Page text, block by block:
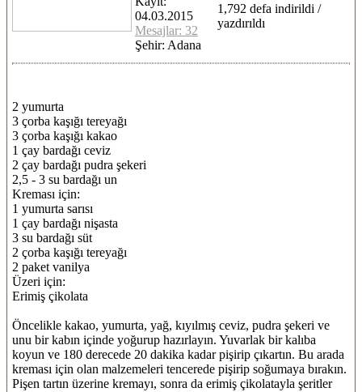
04.03.2015
Mesajlar: 32
Şehir: Adana
1,792 defa indirildi /
yazdırıldı
2 yumurta
3 çorba kaşığı tereyağı
3 çorba kaşığı kakao
1 çay bardağı ceviz
2 çay bardağı pudra şekeri
2,5 - 3 su bardağı un
Kreması için:
1 yumurta sarısı
1 çay bardağı nişasta
3 su bardağı süt
2 çorba kaşığı tereyağı
2 paket vanilya
Üzeri için:
Erimiş çikolata
Öncelikle kakao, yumurta, yağ, kıyılmış ceviz, pudra şekeri ve
unu bir kabın içinde yoğurup hazırlayın. Yuvarlak bir kalıba
koyun ve 180 derecede 20 dakika kadar pişirip çıkartın. Bu arada
kreması için olan malzemeleri tencerede pişirip soğumaya bırakın.
Pişen tartın üzerine kremayı, sonra da erimiş çikolatayla şeritler